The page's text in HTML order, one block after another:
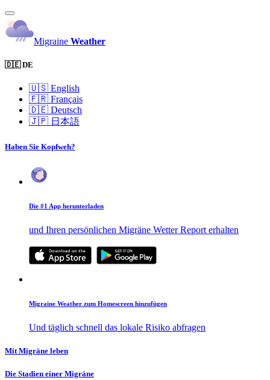
Migraine Weather
🇩🇪 DE
🇺🇸 English
🇫🇷 Français
🇩🇪 Deutsch
🇯🇵 日本語
Haben Sie Kopfweh?
Die #1 App herunterladen
und Ihren persönlichen Migräne Wetter Report erhalten
Migraine Weather zum Homescreen hinzufügen
Und täglich schnell das lokale Risiko abfragen
Mit Migräne leben
Die Stadien einer Migräne